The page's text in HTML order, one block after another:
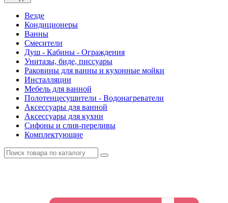
Везде
Кондиционеры
Ванны
Смесители
Душ - Кабины - Ограждения
Унитазы, биде, писсуары
Раковины для ванны и кухонные мойки
Инсталляции
Мебель для ванной
Полотенцесушители - Водонагреватели
Аксессуары для ванной
Аксессуары для кухни
Сифоны и слив-переливы
Комплектующие